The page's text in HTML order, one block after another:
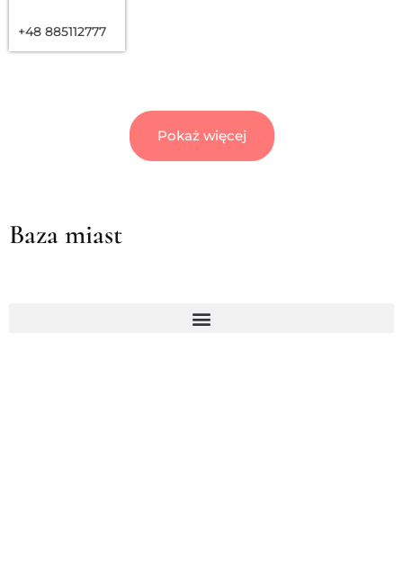
+48 885112777
Pokaż więcej
Baza miast